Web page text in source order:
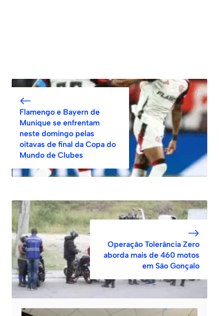
Flamengo e Bayern de
Munique se enfrentam
neste domingo pelas
oitavas de final da Copa do
Mundo de Clubes
Operação Tolerância Zero
aborda mais de 460 motos
em São Gonçalo